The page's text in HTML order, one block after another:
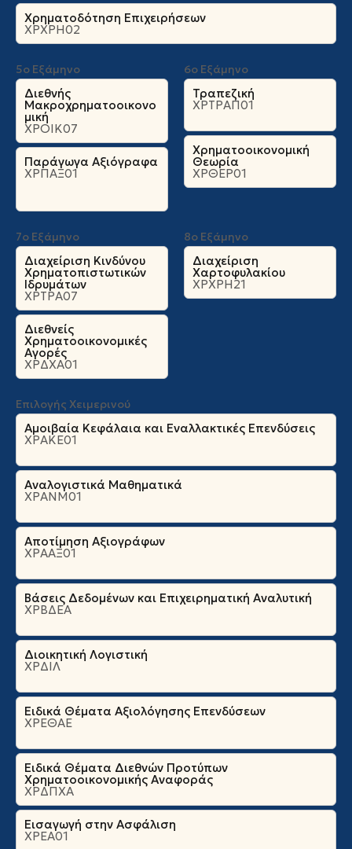
Χρηματοδότηση Επιχειρήσεων
ΧΡΧΡΗ02
5ο Εξάμηνο
Διεθνής
Μακροχρηματοοικονο
μική
ΧΡΟΙΚ07
Παράγωγα Αξιόγραφα
ΧΡΠΑΞ01
6ο Εξάμηνο
Τραπεζική
ΧΡΤΡΑΠ01
Χρηματοοικονομική
Θεωρία
ΧΡΘΕΡ01
7ο Εξάμηνο
Διαχείριση Κινδύνου
Χρηματοπιστωτικών
Ιδρυμάτων
ΧΡΤΡΑ07
Διεθνείς
Χρηματοοικονομικές
Αγορές
ΧΡΔΧΑ01
8ο Εξάμηνο
Διαχείριση
Χαρτοφυλακίου
ΧΡΧΡΗ21
Επιλογής Χειμερινού
Αμοιβαία Κεφάλαια και Εναλλακτικές Επενδύσεις
ΧΡΑΚΕ01
Αναλογιστικά Μαθηματικά
ΧΡΑΝΜ01
Αποτίμηση Αξιογράφων
ΧΡΑΑΞ01
Βάσεις Δεδομένων και Επιχειρηματική Αναλυτική
ΧΡΒΔΕΑ
Διοικητική Λογιστική
ΧΡΔΙΛ
Ειδικά Θέματα Αξιολόγησης Επενδύσεων
ΧΡΕΘΑΕ
Ειδικά Θέματα Διεθνών Προτύπων
Χρηματοοικονομικής Αναφοράς
ΧΡΔΠΧΑ
Εισαγωγή στην Ασφάλιση
ΧΡΕΑ01